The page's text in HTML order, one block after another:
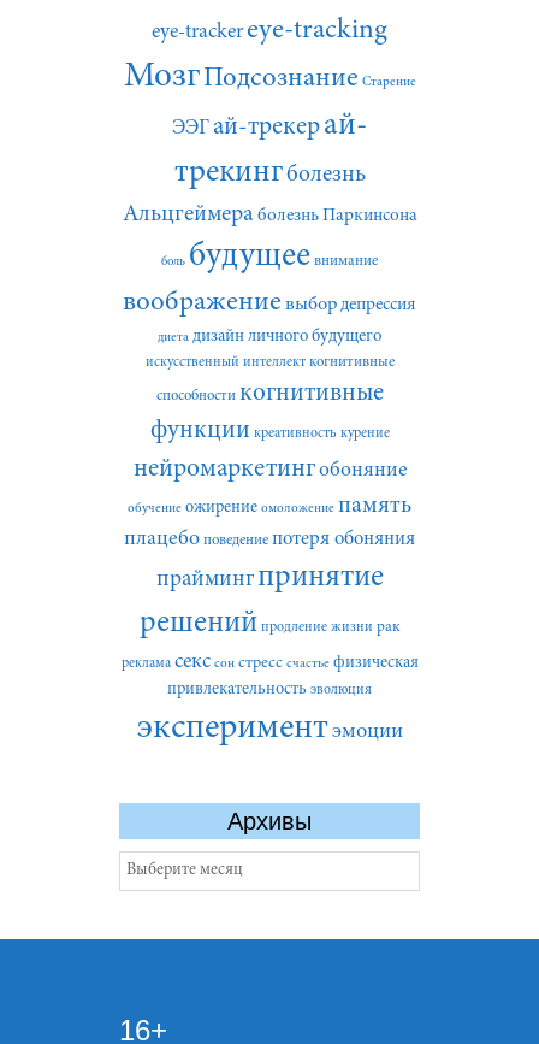
eye-tracker eye-tracking
МозгПодсознание Старение
ЭЭГай-трекерай-
трекингболезнь
Альцгеймера болезнь Паркинсона
боль будущее внимание
воображение выбор депрессия
диета дизайн личного будущего
искусственный интеллект когнитивные
способности когнитивные
функции креативность курение
нейромаркетингобоняние
обучение ожирение омоложение память
плацебо поведение потеря обоняния
праймингпринятие
решений продление жизни рак
реклама секс сон стресс счастье физическая
привлекательность эволюция
экспериментэмоции
Архивы
Архивы
16+